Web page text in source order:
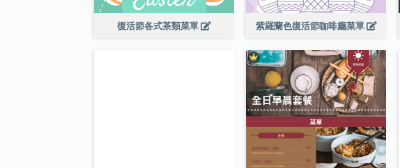
復活節各式茶類菜單 紫羅蘭色復活節咖啡廳菜單